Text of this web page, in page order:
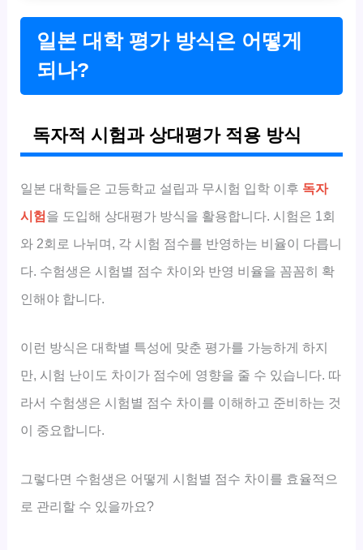
일본 대학 평가 방식은 어떻게
되나?
독자적 시험과 상대평가 적용 방식
일본 대학들은 고등학교 설립과 무시험 입학 이후 독자
시험을 도입해 상대평가 방식을 활용합니다. 시험은 1회
와 2회로 나뉘며, 각 시험 점수를 반영하는 비율이 다릅니
다. 수험생은 시험별 점수 차이와 반영 비율을 꼼꼼히 확
인해야 합니다.
이런 방식은 대학별 특성에 맞춘 평가를 가능하게 하지
만, 시험 난이도 차이가 점수에 영향을 줄 수 있습니다. 따
라서 수험생은 시험별 점수 차이를 이해하고 준비하는 것
이 중요합니다.
그렇다면 수험생은 어떻게 시험별 점수 차이를 효율적으
로 관리할 수 있을까요?